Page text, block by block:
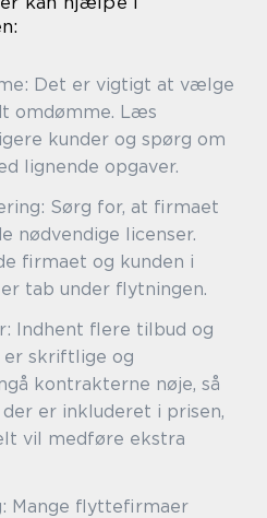
Det er vigtigt at vælge
omdømme. Læs
kunder og spørg om
lignende opgaver.
Sørg for, at firmaet
nødvendige licenser.
firmaet og kunden i
tab under flytningen.
Indhent flere tilbud og
skriftlige og
kontrakterne nøje, så
er inkluderet i prisen,
vil medføre ekstra
Mange flyttefirmaer